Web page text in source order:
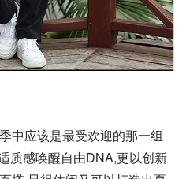
中应该是最受欢迎的那一组
质感唤醒自由DNA,更以创新